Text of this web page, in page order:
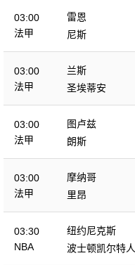
03:00
法甲
雷恩
尼斯
03:00
法甲
兰斯
圣埃蒂安
03:00
法甲
图卢兹
朗斯
03:00
法甲
摩纳哥
里昂
03:30
NBA
纽约尼克斯
波士顿凯尔特人